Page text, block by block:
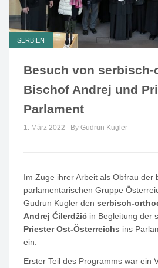
SERBIEN
Besuch von serbisch-
Bischof Andrej und
Parlament
1. März 2022 By Gudrun Kugler
Im Zuge ihrer Arbeit als Obfrau der
parlamentarischen Gruppe
Gudrun Kugler den serbisch-
Andrej Ćilerdžić in Begleitung der
Priester Ost-Österreichs ins
ein.
Erster Teil des Programms war ein